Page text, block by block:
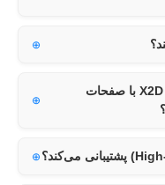
۸. آیا صفحه پرینت (Build plate) مدل X2D با صفحات